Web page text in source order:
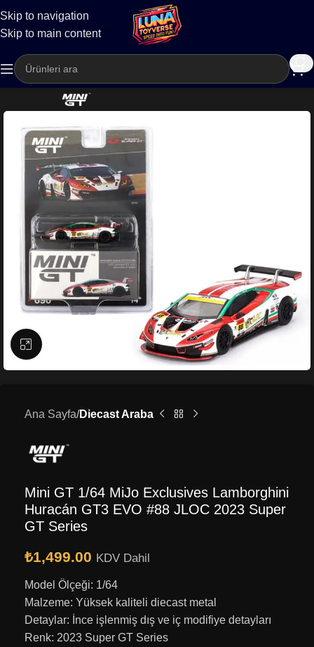
Skip to navigation
Skip to main content
Kargo
Büyütmek için tıklayın
Ana Sayfa Diecast Araba
Mini GT 1/64 MiJo Exclusives Lamborghini
Huracán GT3 EVO #88 JLOC 2023 Super
GT Series
₺1,499.00 KDV Dahil
Model Ölçeği: 1/64
Malzeme: Yüksek kaliteli diecast metal
Detaylar: İnce işlenmiş dış ve iç modifiye detayları
Renk: 2023 Super GT Series